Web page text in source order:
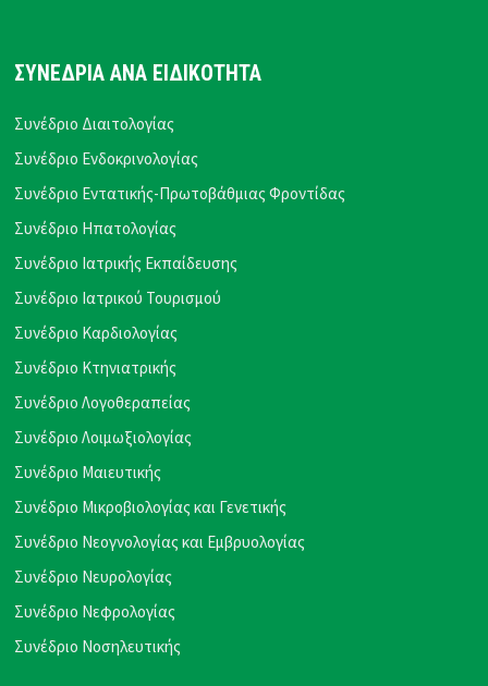
ΣΥΝΕΔΡΙΑ ΑΝΑ ΕΙΔΙΚΟΤΗΤΑ
Συνέδριο Διαιτολογίας
Συνέδριο Ενδοκρινολογίας
Συνέδριο Εντατικής-Πρωτοβάθμιας Φροντίδας
Συνέδριο Ηπατολογίας
Συνέδριο Ιατρικής Εκπαίδευσης
Συνέδριο Ιατρικού Τουρισμού
Συνέδριο Καρδιολογίας
Συνέδριο Κτηνιατρικής
Συνέδριο Λογοθεραπείας
Συνέδριο Λοιμωξιολογίας
Συνέδριο Μαιευτικής
Συνέδριο Μικροβιολογίας και Γενετικής
Συνέδριο Νεογνολογίας και Εμβρυολογίας
Συνέδριο Νευρολογίας
Συνέδριο Νεφρολογίας
Συνέδριο Νοσηλευτικής